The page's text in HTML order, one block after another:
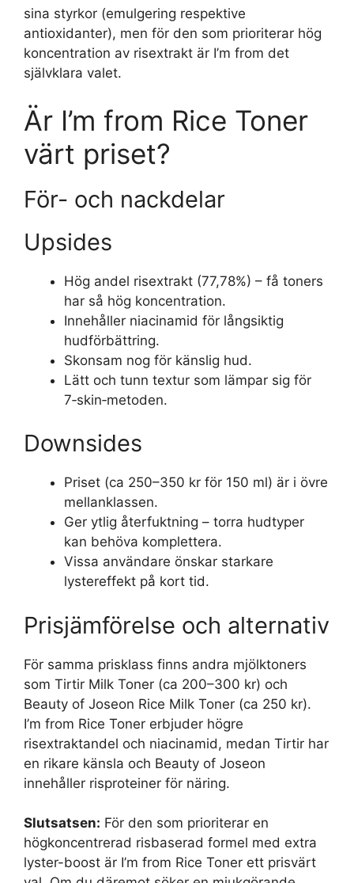
sina styrkor (emulgering respektive
antioxidanter), men för den som prioriterar hög
koncentration av risextrakt är I’m from det
självklara valet.
Är I’m from Rice Toner
värt priset?
För- och nackdelar
Upsides
Hög andel risextrakt (77,78%) – få toners
har så hög koncentration.
Innehåller niacinamid för långsiktig
hudförbättring.
Skonsam nog för känslig hud.
Lätt och tunn textur som lämpar sig för
7‑skin‑metoden.
Downsides
Priset (ca 250–350 kr för 150 ml) är i övre
mellanklassen.
Ger ytlig återfuktning – torra hudtyper
kan behöva komplettera.
Vissa användare önskar starkare
lystereffekt på kort tid.
Prisjämförelse och alternativ
För samma prisklass finns andra mjölktoners
som Tirtir Milk Toner (ca 200–300 kr) och
Beauty of Joseon Rice Milk Toner (ca 250 kr).
I’m from Rice Toner erbjuder högre
risextraktandel och niacinamid, medan Tirtir har
en rikare känsla och Beauty of Joseon
innehåller risproteiner för näring.
Slutsatsen: För den som prioriterar en
högkoncentrerad risbaserad formel med extra
lyster-boost är I’m from Rice Toner ett prisvärt